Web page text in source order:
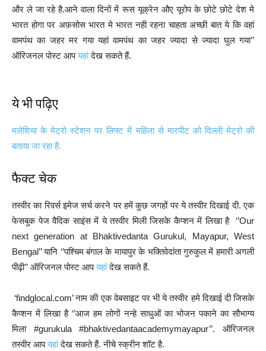
और ले जा रहे है.आने वाला दिनों में रूस यूक्रेन औए यूरोप के छोटे छोटे देश मे
भारत होगा पर अफ़सोस भारत मे भारत नही रहना चाहता अच्छी बात ये कि वहां
वामपंथ का जहर मर गया यहां वामपंथ का जहर ज्यादा से ज्यादा घुल गया’’
ऑरिजनल पोस्ट आपयहांदेख सकते हैं.
ये भी पढ़िए
मलेशिया के मेट्रो स्टेशन पर लिफ्ट में महिला से मारपीट को दिल्ली मेट्रो की
बताया जा रहा है.
फैक्ट चेक
तस्वीर का रिवर्स इमेज सर्च करने पर हमें कुछ जगहों पर ये तस्वीर दिखाई दी. एक
फेसबुक पेज वैदिक साइंस में ये तस्वीर मिली जिसके कैप्शन में लिखा है ‘’Our
next generation at Bhaktivedanta Gurukul, Mayapur, West
Bengal’’ यानि ‘’पश्चिम बंगाल के मायापुर के भक्तिवेदांता गुरुकुल में हमारी अगली
पीढ़ी’’ ऑरिजनल पोस्ट आपयहांदेख सकते हैं.
‘findglocal.com’ नाम की एक वेबसाइट पर भी ये तस्वीर हमे दिखाई दी जिसके
कैप्शन में लिखा है ‘’आज हम लोगों नन्हे साधुओं का भोजन पकाने का सौभाग्य
मिला #gurukula #bhaktivedantaacademymayapur’’. ऑरिजनल
तस्वीर आपयहांदेख सकते हैं. नीचे स्क्रीन शॉट है.